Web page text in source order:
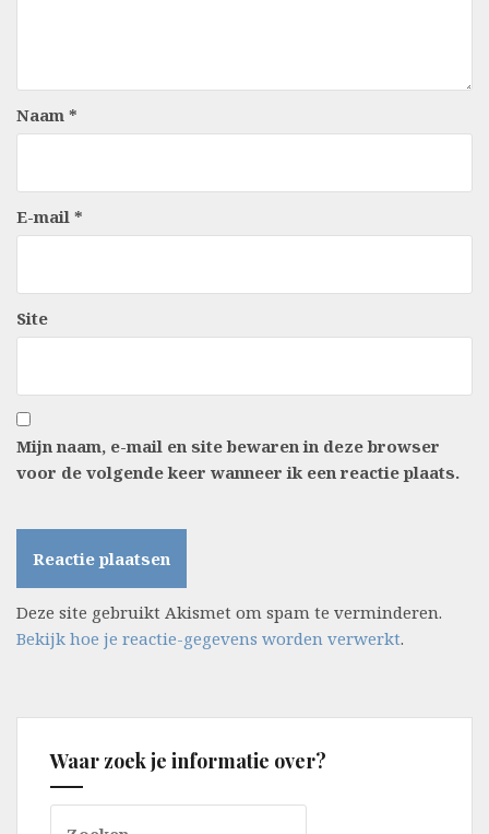
Naam *
E-mail *
Site
Mijn naam, e-mail en site bewaren in deze browser
voor de volgende keer wanneer ik een reactie plaats.
Deze site gebruikt Akismet om spam te verminderen.
Bekijk hoe je reactie-gegevens worden verwerkt.
Waar zoek je informatie over?